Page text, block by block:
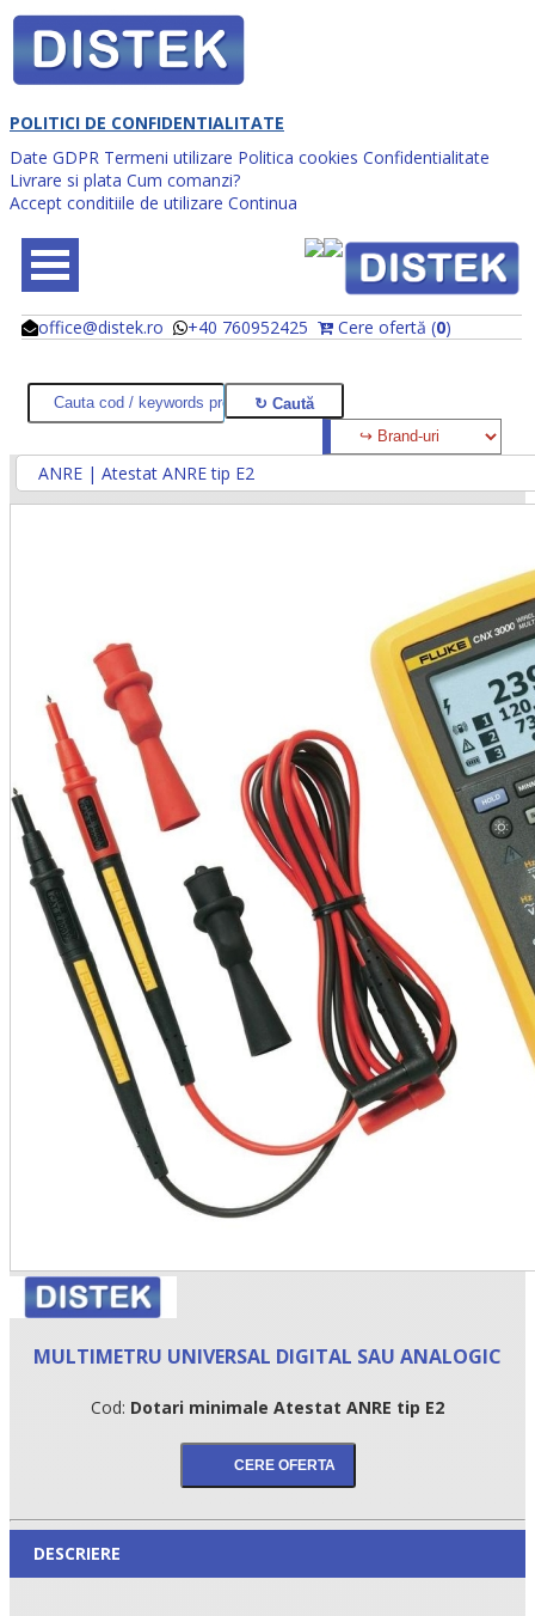
POLITICI DE CONFIDENTIALITATE
Date GDPR Termeni utilizare Politica cookies Confidentialitate
Livrare si plata Cum comanzi?
Accept conditiile de utilizare Continua
office@distek.ro +40 760952425 Cere ofertă (0)
@
@
•
•
•
ANRE | Atestat ANRE tip E2
MULTIMETRU UNIVERSAL DIGITAL SAU ANALOGIC
Cod: Dotari minimale Atestat ANRE tip E2
DESCRIERE